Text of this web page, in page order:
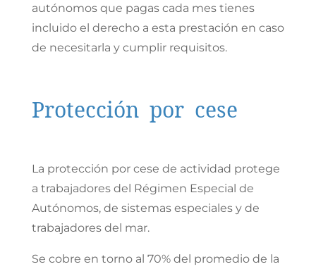
autónomos que pagas cada mes tienes
incluido el derecho a esta prestación en caso
de necesitarla y cumplir requisitos.
Protección por cese
La protección por cese de actividad protege
a trabajadores del Régimen Especial de
Autónomos, de sistemas especiales y de
trabajadores del mar.
Se cobre en torno al 70% del promedio de la